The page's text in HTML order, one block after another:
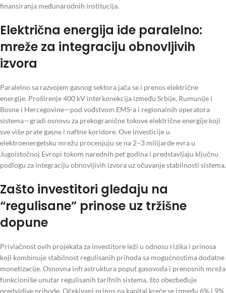
finansiranja međunarodnih institucija.
Električna energija ide paralelno:
mreže za integraciju obnovljivih
izvora
Paralelno sa razvojem gasnog sektora jača se i prenos električne
energije. Proširenje 400 kV interkonekcija između Srbije, Rumunije i
Bosne i Hercegovine—pod vođstvom EMS-a i regionalnih operatora
sistema—gradi osnovu za prekogranične tokove električne energije koji
sve više prate gasne i naftne koridore. Ove investicije u
elektroenergetsku mrežu procenjuju se na 2–3 milijarde evra u
Jugoistočnoj Evropi tokom narednih pet godina i predstavljaju ključnu
podlogu za integraciju obnovljivih izvora uz očuvanje stabilnosti sistema.
Zašto investitori gledaju na
“regulisane” prinose uz tržišne
dopune
Privlačnost ovih projekata za investitore leži u odnosu rizika i prinosa
koji kombinuje stabilnost regulisanih prihoda sa mogućnostima dodatne
monetizacije. Osnovna infrastruktura poput gasovoda i prenosnih mreža
funkcioniše unutar regulisanih tarifnih sistema, što obezbeđuje
predvidive prihode. Očekivani prinos na kapital kreće se između 6% i 9%